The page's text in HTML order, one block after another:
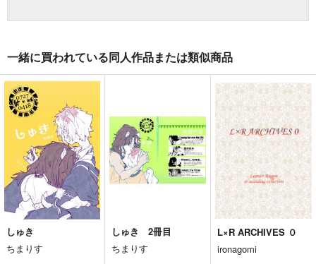
一緒に買われている同人作品または類似商品
しゅき
ちまりす
しゅき 2冊目
ちまりす
L×R ARCHIVES ０
ironagomi